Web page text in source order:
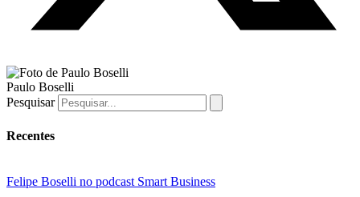
Paulo Boselli
Pesquisar
Recentes
Felipe Boselli no podcast Smart Business